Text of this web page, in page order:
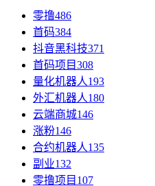
零撸486
首码384
抖音黑科技371
首码项目308
量化机器人193
外汇机器人180
云端商城146
涨粉146
合约机器人135
副业132
零撸项目 107